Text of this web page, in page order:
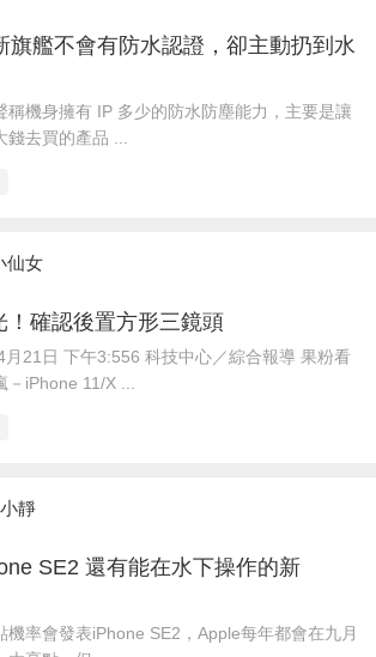
旗艦不會有防水認證，卻主動扔到水
稱機身擁有 IP 多少的防水防塵能力，主要是讓
去買的產品 ...
仙女
！確認後置方形三鏡頭
月21日 下午3:556 科技中心／綜合報導 果粉看
iPhone 11/X ...
靜
SE2 還有能在水下操作的新
機率會發表iPhone SE2，Apple每年都會在九月